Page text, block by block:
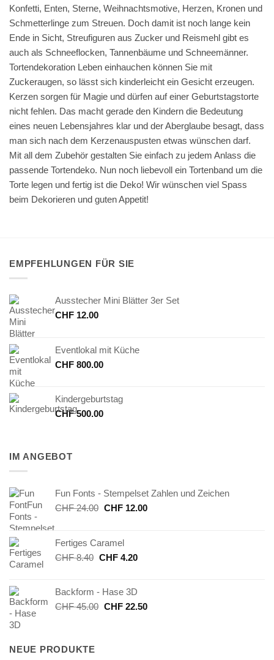
Konfetti, Enten, Sterne, Weihnachtsmotive, Herzen, Kronen und
Schmetterlinge zum Streuen. Doch damit ist noch lange kein
Ende in Sicht, Streufiguren aus Zucker und Reismehl gibt es
auch als Schneeflocken, Tannenbäume und Schneemänner.
Tortendekoration Leben einhauchen können Sie mit
Zuckeraugen, so lässt sich kinderleicht ein Gesicht erzeugen.
Kerzen sorgen für Magie und dürfen auf einer Geburtstagstorte
nicht fehlen. Das macht gerade den Kindern die Bedeutung
eines neuen Lebensjahres klar und der Aberglaube besagt, dass
man sich nach dem Kerzenauspusten etwas wünschen darf.
Mit all dem Zubehör gestalten Sie einfach zu jedem Anlass die
passende Tortendeko. Nun noch liebevoll ein Tortenband um die
Torte legen und fertig ist die Deko! Wir wünschen viel Spass
beim Dekorieren und guten Appetit!
EMPFEHLUNGEN FÜR SIE
Ausstecher Mini Blätter 3er Set
CHF 12.00
Eventlokal mit Küche
CHF 800.00
Kindergeburtstag
CHF500.00
IM ANGEBOT
Fun Fonts - Stempelset Zahlen und Zeichen
CHF24.00 Ursprünglicher
CHF 24.00
CHF12.00Aktueller
Fertiges Caramel
CHF8.40 Ursprünglicher
CHF 8.40
CHF4.20Aktueller
CHF 4.20.
Backform - Hase 3D
CHF45.00 Ursprünglicher
CHF22.50Aktueller
NEUE PRODUKTE